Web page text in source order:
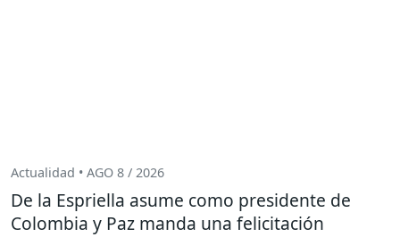
Actualidad • AGO 8 / 2026
De la Espriella asume como presidente de
Colombia y Paz manda una felicitación